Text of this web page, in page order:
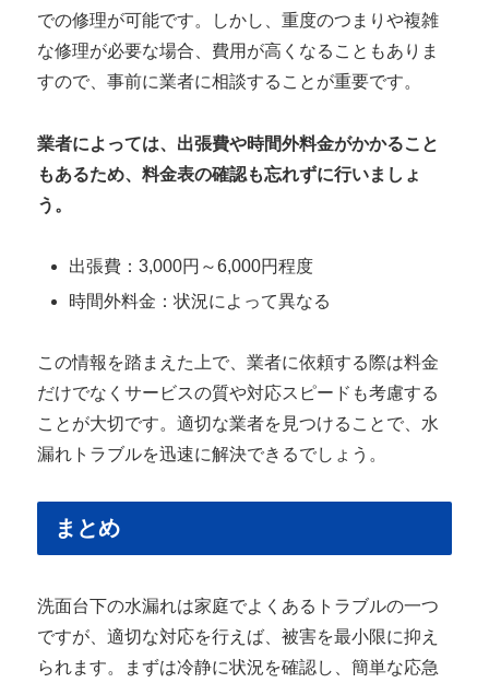
での修理が可能です。しかし、重度のつまりや複雑
な修理が必要な場合、費用が高くなることもありま
すので、事前に業者に相談することが重要です。
業者によっては、出張費や時間外料金がかかること
もあるため、料金表の確認も忘れずに行いましょ
う。
出張費：3,000円～6,000円程度
時間外料金：状況によって異なる
この情報を踏まえた上で、業者に依頼する際は料金
だけでなくサービスの質や対応スピードも考慮する
ことが大切です。適切な業者を見つけることで、水
漏れトラブルを迅速に解決できるでしょう。
まとめ
洗面台下の水漏れは家庭でよくあるトラブルの一つ
ですが、適切な対応を行えば、被害を最小限に抑え
られます。まずは冷静に状況を確認し、簡単な応急